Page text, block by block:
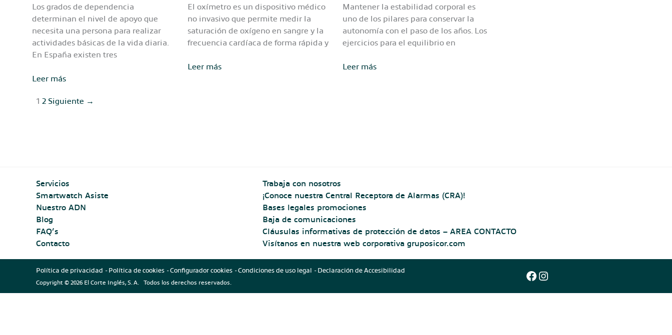
ancianos:
síntomas
y
cuidados
esenciales
Los grados de dependencia
determinan el nivel de apoyo que
necesita una persona para realizar
actividades básicas de la vida diaria.
En España existen tres
Grados
dependencia:
Leer más
El oxímetro es un dispositivo médico
no invasivo que permite medir la
saturación de oxígeno en sangre y la
frecuencia cardíaca de forma rápida y
Oxímetro:
Leer más
Mantener la estabilidad corporal es
uno de los pilares para conservar la
autonomía con el paso de los años. Los
ejercicios para el equilibrio en
Ejercicios
Leer más
1 2 Siguiente →
Servicios
Smartwatch Asiste
Nuestro ADN
Blog
FAQ’s
Contacto
Trabaja con nosotros
¡Conoce nuestra Central Receptora de Alarmas (CRA)!
Bases legales promociones
Baja de comunicaciones
Cláusulas informativas de protección de datos – AREA CONTACTO
Visítanos en nuestra web corporativa gruposicor.com
Política de privacidad Política de cookies Configurador cookies Condiciones de uso legal Declaración de Accesibilidad
Copyright © 2026 El Corte Inglés, S. A. Todos los derechos reservados.